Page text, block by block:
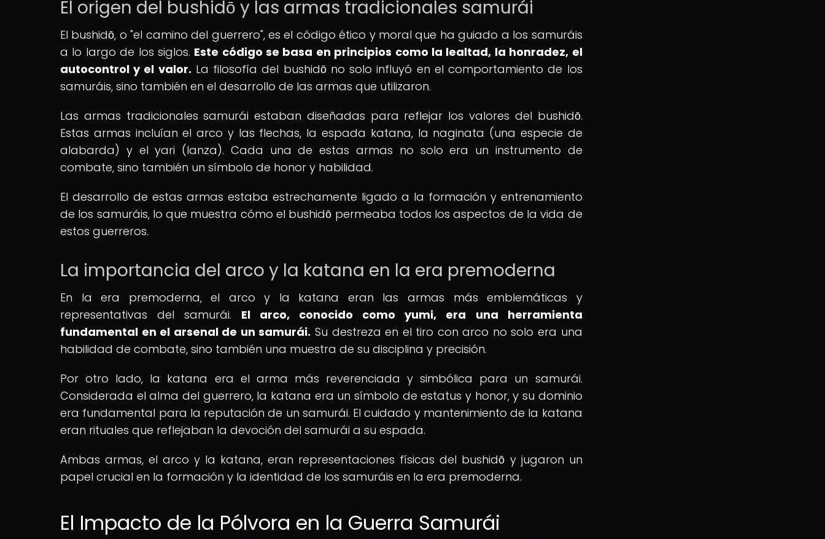
El origen del bushidō y las armas tradicionales samurái
El bushidō, o "el camino del guerrero", es el código ético y moral que ha guiado a los samuráis
a lo largo de los siglos. Este código se basa en principios como la lealtad, la honradez, el
autocontrol y el valor. La filosofía del bushidō no solo influyó en el comportamiento de los
samuráis, sino también en el desarrollo de las armas que utilizaron.
Las armas tradicionales samurái estaban diseñadas para reflejar los valores del bushidō.
Estas armas incluían el arco y las flechas, la espada katana, la naginata (una especie de
alabarda) y el yari (lanza). Cada una de estas armas no solo era un instrumento de
combate, sino también un símbolo de honor y habilidad.
El desarrollo de estas armas estaba estrechamente ligado a la formación y entrenamiento
de los samuráis, lo que muestra cómo el bushidō permeaba todos los aspectos de la vida de
estos guerreros.
La importancia del arco y la katana en la era premoderna
En la era premoderna, el arco y la katana eran las armas más emblemáticas y
representativas del samurái. El arco, conocido como yumi, era una herramienta
fundamental en el arsenal de un samurái. Su destreza en el tiro con arco no solo era una
habilidad de combate, sino también una muestra de su disciplina y precisión.
Por otro lado, la katana era el arma más reverenciada y simbólica para un samurái.
Considerada el alma del guerrero, la katana era un símbolo de estatus y honor, y su dominio
era fundamental para la reputación de un samurái. El cuidado y mantenimiento de la katana
eran rituales que reflejaban la devoción del samurái a su espada.
Ambas armas, el arco y la katana, eran representaciones físicas del bushidō y jugaron un
papel crucial en la formación y la identidad de los samuráis en la era premoderna.
El Impacto de la Pólvora en la Guerra Samurái